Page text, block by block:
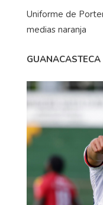
Uniforme de
medias naranja